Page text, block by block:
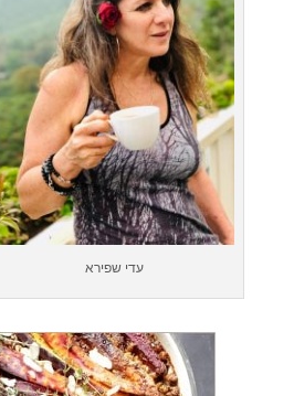
עדי שפירא